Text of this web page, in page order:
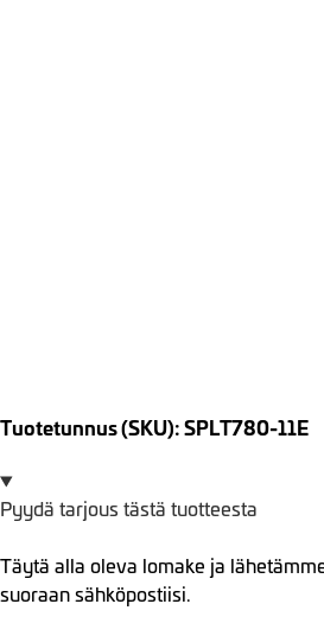
Tuotetunnus (SKU): SPLT780-11E
Pyydä tarjous tästä tuotteesta
Täytä alla oleva lomake ja
suoraan sähköpostiisi.